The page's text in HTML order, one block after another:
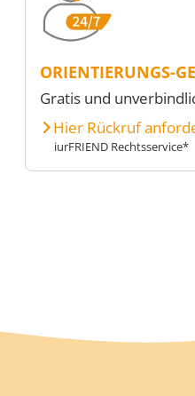
ORIENTIERUNGS-
Gratis und
Hier Rückruf
iurFRIEND Rechtsservice*